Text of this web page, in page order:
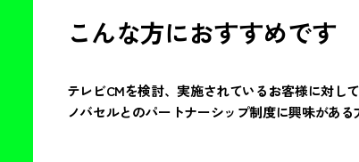
こんな方におすすめです
テレビCMを検討、実施されているお客様に対し
ノバセルとのパートナーシップ制度に興味がある